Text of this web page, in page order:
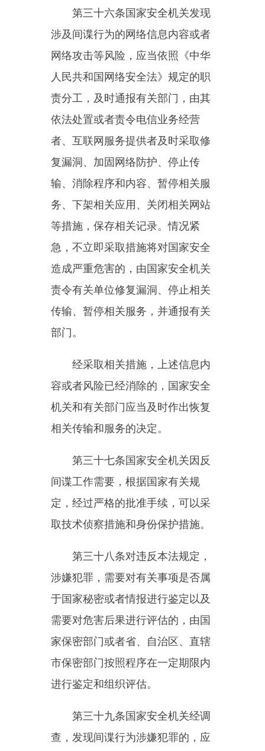
第四十二条国家安全机关工作
人员因执行紧急任务需要，经出示
第四十三条国家安全机关工作
人员依法执行任务时，依照规定出
单位；根据国家有关规定，经过批
准，出示工作证件，可以进入限制
进入的有关地区、场所、单位。
间谍工作需要，根据国家有关规
定，可以优先使用或者依法征用国
家机关、人民团体、企业事业组织
和其他社会组织以及个人的交通工
具、通信工具、场地和建筑物等，
必要时可以设置相关工作场所和设
或者恢复原状，并依照规定支付相
应费用；造成损失的，应当给予补
偿。
第四十五条国家安全机关因反
查机关对有关人员提供通关便利，
对有关资料、器材等予以免检。有
关检查机关应当依法予以协助。
第四十六条国家安全机关工作
人员因执行任务，或者个人因协助
执行反间谍工作任务，本人或者其
采取必要措施，予以保护、营救。
个人因支持、协助反间谍工
面临危险的，可以向国家安全机关
请求予以保护。国家安全机关应当